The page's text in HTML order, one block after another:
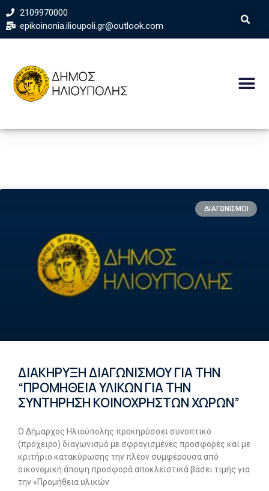
2109970000
epikoinonia.ilioupoli.gr@outlook.com
ΔΙΑΓΩΝΙΣΜΟΙ
ΔΙΑΚΗΡΥΞΗ ΔΙΑΓΩΝΙΣΜΟΥ ΓΙΑ ΤΗΝ
“ΠΡΟΜΗΘΕΙΑ ΥΛΙΚΩΝ ΓΙΑ ΤΗΝ
ΣΥΝΤΗΡΗΣΗ ΚΟΙΝΟΧΡΗΣΤΩΝ ΧΩΡΩΝ”
Ο Δήμαρχος Ηλιούπολης προκηρύσσει συνοπτικό
(πρόχειρο) διαγωνισμό με σφραγισμένες προσφορές και με
κριτήριο κατακύρωσης την πλέον συμφέρουσα από
οικονομική άποψη προσφορά αποκλειστικά βάσει τιμής για
την «Προμήθεια υλικών